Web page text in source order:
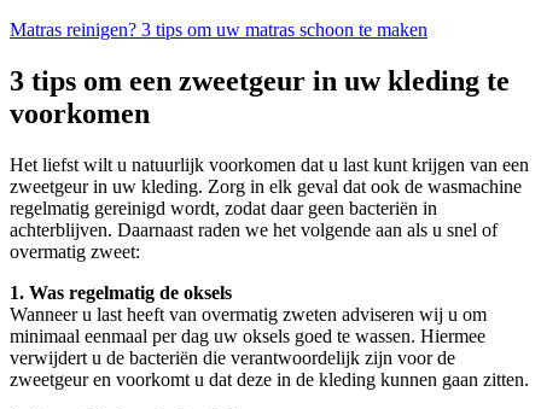
Matras reinigen? 3 tips om uw matras schoon te maken
3 tips om een zweetgeur in uw kleding te
voorkomen
Het liefst wilt u natuurlijk voorkomen dat u last kunt krijgen van een
zweetgeur in uw kleding. Zorg in elk geval dat ook de wasmachine
regelmatig gereinigd wordt, zodat daar geen bacteriën in
achterblijven. Daarnaast raden we het volgende aan als u snel of
overmatig zweet:
1. Was regelmatig de oksels
Wanneer u last heeft van overmatig zweten adviseren wij u om
minimaal eenmaal per dag uw oksels goed te wassen. Hiermee
verwijdert u de bacteriën die verantwoordelijk zijn voor de
zweetgeur en voorkomt u dat deze in de kleding kunnen gaan zitten.